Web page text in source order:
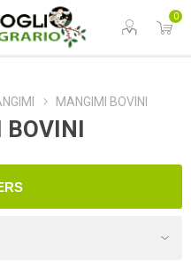
0
MANGIMI BOVINI
BOVINI